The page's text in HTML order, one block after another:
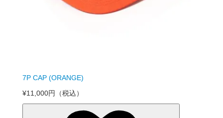
7P CAP (ORANGE)
¥11,000円
（税込）